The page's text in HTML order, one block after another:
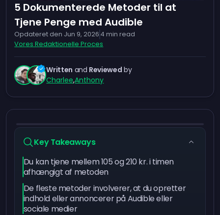
5 Dokumenterede Metoder til at
Tjene Penge med Audible
Opdateret den Jun 9, 2026 4 min read
Vores Redaktionelle Proces
Written and Reviewed by
Charlee,Anthony
Key Takeaways
Du kan tjene mellem 105 og 210 kr. i timen
afhængigt af metoden
De fleste metoder involverer, at du opretter
indhold eller annoncerer på Audible eller
sociale medier